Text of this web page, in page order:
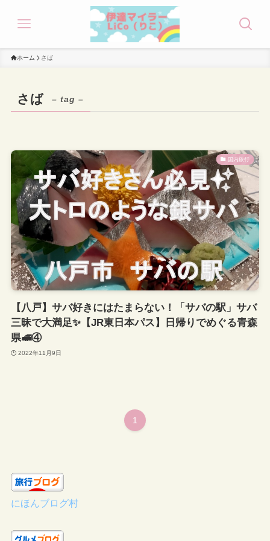
ホーム さば
さば – tag –
国内旅行
【八戸】サバ好きにはたまらない！「サバの駅」サバ
三昧で大満足✨【JR東日本パス】日帰りでめぐる青森
県🚅④
2022年11月9日
1
にほんブログ村